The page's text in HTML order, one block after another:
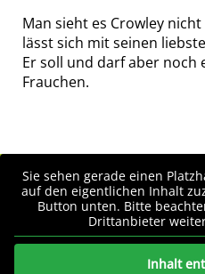
Man sieht es Crowley
lässt sich mit seinen
Er soll und darf aber noch
Frauchen.
Sie sehen gerade einen
auf den eigentlichen Inhalt
Button unten. Bitte
Drittanbieter
Inhalt